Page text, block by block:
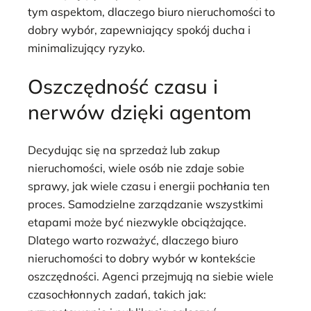
tym aspektom, dlaczego biuro nieruchomości to
dobry wybór, zapewniający spokój ducha i
minimalizujący ryzyko.
Oszczędność czasu i
nerwów dzięki agentom
Decydując się na sprzedaż lub zakup
nieruchomości, wiele osób nie zdaje sobie
sprawy, jak wiele czasu i energii pochłania ten
proces. Samodzielne zarządzanie wszystkimi
etapami może być niezwykle obciążające.
Dlatego warto rozważyć, dlaczego biuro
nieruchomości to dobry wybór w kontekście
oszczędności. Agenci przejmują na siebie wiele
czasochłonnych zadań, takich jak: